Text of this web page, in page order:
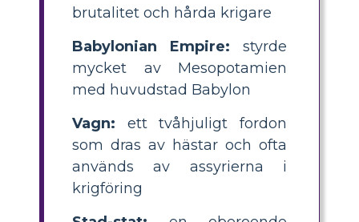
brutalitet och hårda krigare
Babylonian Empire: styrde
mycket av Mesopotamien
med huvudstad Babylon
Vagn: ett tvåhjuligt fordon
som dras av hästar och ofta
används av assyrierna i
krigföring